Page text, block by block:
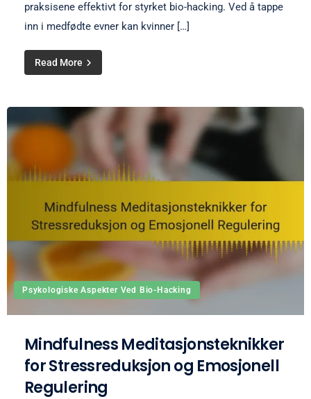
praksisene effektivt for styrket bio-hacking. Ved å tappe
inn i medfødte evner kan kvinner […]
Read More
Psykologiske Aspekter Ved Bio-Hacking
Mindfulness Meditasjonsteknikker
for Stressreduksjon og Emosjonell
Regulering